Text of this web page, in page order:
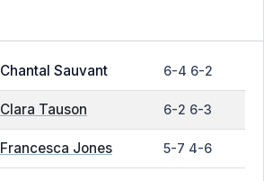
Chantal Sauvant 6-4 6-2
Clara Tauson 6-2 6-3
Francesca Jones 5-7 4-6